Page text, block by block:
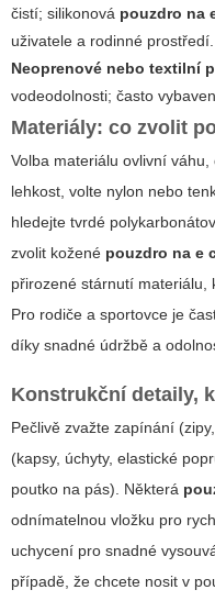
čistí; silikonová pouzdro na
uživatele a rodinné prostředí.
Neoprenové nebo textilní
vodeodolnosti; často
Materiály: co zvolit
Volba materiálu ovlivní
lehkost, volte nylon nebo
hledejte tvrdé
zvolit kožené pouzdro na e
přirozené stárnutí materiálu,
Pro rodiče a sportovce je
díky snadné údržbě a
Konstrukční detaily,
Pečlivě zvažte zapínání
(kapsy, úchyty, elastické
poutko na pás). Některá
odnímatelnou vložku pro
uchycení pro snadné
případě, že chcete nosit v